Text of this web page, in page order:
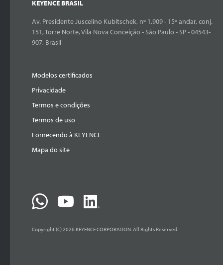
KEYENCE BRASIL
Av. Presidente Juscelino Kubitschek, nº 1.909 - 15º andar, conj.
151, Torre Norte, Vila Nova Conceição - São Paulo - SP - 04543-
907, Brasil
Modelos certificados
Privacidade
Termos e condições
Termos de uso
Fornecendo à KEYENCE
Mapa do site
Copyright (C) 2026 KEYENCE CORPORATION. All Rights Reserved.